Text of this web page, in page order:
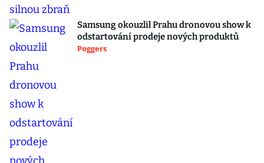
Samsung okouzlil Prahu dronovou show k
odstartování prodeje nových produktů
Poggers